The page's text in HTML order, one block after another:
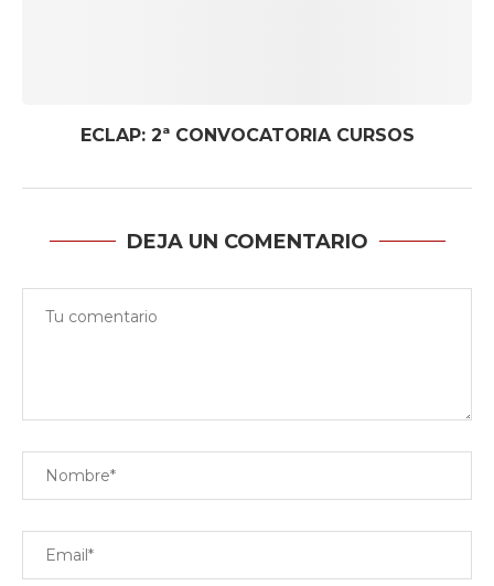
ECLAP: 2ª CONVOCATORIA CURSOS
DEJA UN COMENTARIO